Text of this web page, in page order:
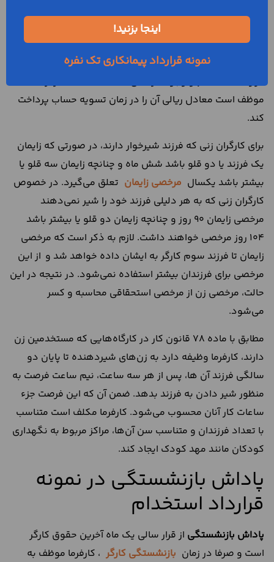
بر اساس ماده ۶۴ قانون کار، هر کارگر در طول یک سال کاری،
۲۶ روز مرخصی استحقاقی با حقوق دارد. تعطیلات رسمی و
جمعه‌ها جزء مرخصی محسوب نمی‌شود. در صورت اتمام
موظف است معادل ریالی آن را در زمان تسویه حساب پرداخت
کند.
برای کارگران زنی که فرزند شیرخوار دارند، در صورتی که زایمان
یک فرزند یا دو قلو باشد شش ماه و چنانچه زایمان سه قلو یا
بیشتر باشد یکسال مرخصی زایمان تعلق می‌گیرد. در خصوص
کارگران زنی که به هر دلیلی فرزند خود را شیر نمی‌دهند
مرخصی زایمان 90 روز و چنانچه زایمان دو قلو یا بیشتر باشد
104 روز مرخصی خواهند داشت. لازم به ذکر است که مرخصی
زایمان تا فرزند سوم کارگر به ایشان داده خواهد شد و از این
مرخصی برای فرزندان بیشتر استفاده نمی‌شود. در نتیجه در این
حالت، مرخصی زن از مرخصی استحقاقی محاسبه و کسر
می‌شود.
مطابق با ماده 78 قانون کار در کارگاه‌هایی که مستخدمین زن
دارند، کارفرما وظیفه دارد به زن‌های شیردهنده تا پایان دو
سالگی فرزند آن ها، پس از هر سه ساعت، نیم ساعت فرصت به
منظور شیر دادن به فرزند بدهد. ضمن آن که این فرصت جزء
ساعات کار آنان محسوب می‌شود. کارفرما مکلف است متناسب
با تعداد فرزندان و متناسب سن آن‌ها، مراکز مربوط به نگهداری
کودکان مانند مهد کودک ایجاد کند.
پاداش بازنشستگی در نمونه
قرارداد استخدام
پاداش بازنشستگی از قرار سالی یک ماه آخرین حقوق کارگر
است و صرفا در زمان بازنشستگی کارگر ، کارفرما موظف به
اینجا بزنید!
نمونه قرارداد پیمانکاری تک نفره